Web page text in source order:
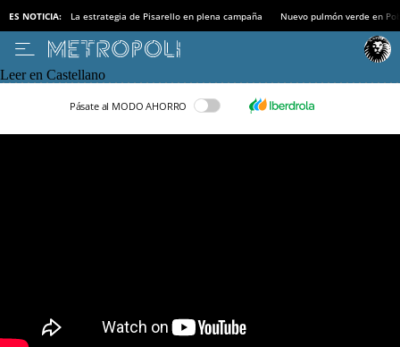
ES NOTICIA: La estrategia de Pisarello en plena campaña Nuevo pulmón verde en
Leer en Castellano
Pásate al MODO AHORRO